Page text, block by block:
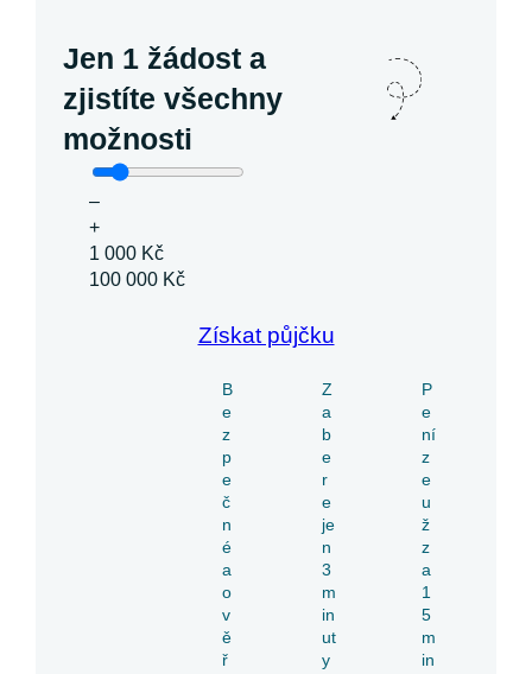
Jen 1 žádost a
zjistíte všechny
možnosti
–
+
1 000 Kč
100 000 Kč
Získat půjčku
B
e
z
p
e
č
n
é
a
o
v
ě
ř
Z
a
b
e
r
e
je
n
3
m
in
ut
y
P
e
ní
z
e
u
ž
z
a
1
5
m
in